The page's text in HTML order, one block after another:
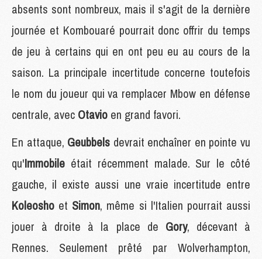
absents sont nombreux, mais il s'agit de la dernière
journée et Kombouaré pourrait donc offrir du temps
de jeu à certains qui en ont peu eu au cours de la
saison. La principale incertitude concerne toutefois
le nom du joueur qui va remplacer Mbow en défense
centrale, avec Otavio en grand favori.
En attaque, Geubbels devrait enchaîner en pointe vu
qu'Immobile était récemment malade. Sur le côté
gauche, il existe aussi une vraie incertitude entre
Koleosho et Simon, même si l'Italien pourrait aussi
jouer à droite à la place de Gory, décevant à
Rennes. Seulement prêté par Wolverhampton,